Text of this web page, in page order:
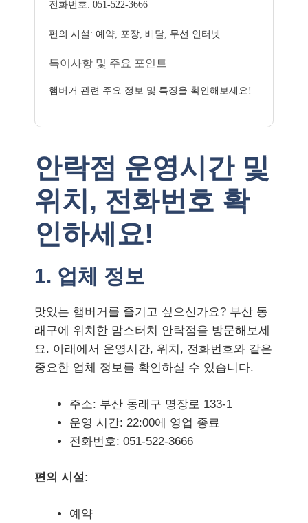
전화번호: 051-522-3666
편의 시설: 예약, 포장, 배달, 무선 인터넷
특이사항 및 주요 포인트
햄버거 관련 주요 정보 및 특징을 확인해보세요!
안락점 운영시간 및
위치, 전화번호 확
인하세요!
1. 업체 정보
맛있는 햄버거를 즐기고 싶으신가요? 부산 동
래구에 위치한 맘스터치 안락점을 방문해보세
요. 아래에서 운영시간, 위치, 전화번호와 같은
중요한 업체 정보를 확인하실 수 있습니다.
주소: 부산 동래구 명장로 133-1
운영 시간: 22:00에 영업 종료
전화번호: 051-522-3666
편의 시설:
예약